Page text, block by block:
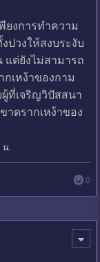
ยงการทำความ
วงให้สงบระงับ
ต่ยังไม่สามารถ
เหง้าของกาม
ที่เจริญวิปัสสนา
ดรากเหง้าของ
.
0